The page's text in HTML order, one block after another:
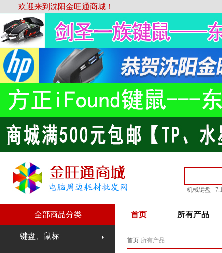
欢迎来到沈阳金旺通商城！
机械键盘
首页 所有产品
全部商品分类
键盘、鼠标 首页-所有产品